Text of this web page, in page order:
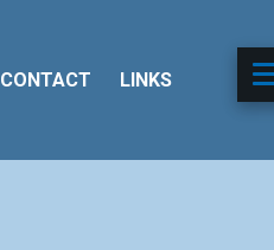
CONTACT LINKS